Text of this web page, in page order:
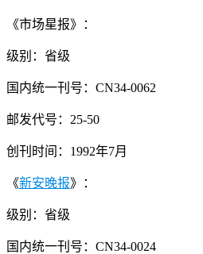
《市场星报》：
级别：省级
国内统一刊号：CN34-0062
邮发代号：25-50
创刊时间：1992年7月
《新安晚报》：
级别：省级
国内统一刊号：CN34-0024